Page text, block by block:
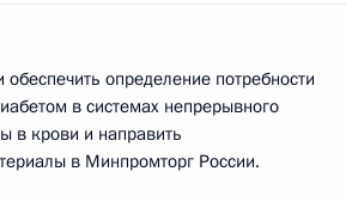
определение потребности
в системах непрерывного
в крови и направить
в Минпромторг России.